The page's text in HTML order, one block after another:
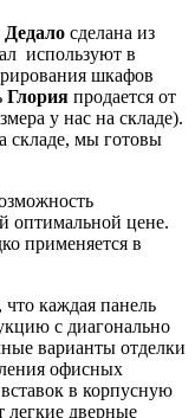
сделана из
используют в
шкафов
Глория продается от
у нас на складе).
складе, мы готовы
оптимальной цене.
применяется в
каждая панель
с диагонально
варианты отделки
офисных
в корпусную
легкие дверные